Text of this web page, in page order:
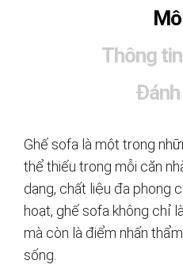
Thông
Ghế sofa là một trong
thể thiếu trong mỗi căn
dạng, chất liệu đa phong
hoạt, ghế sofa không chỉ
mà còn là điểm nhấn
sống.